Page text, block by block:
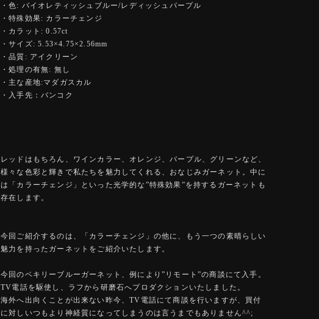
・色: バイオレティッシュブルー/レディッシュパープル
・特殊効果: カラーチェンジ
・カラット: 0.57ct
・サイズ: 5.53×4.75×2.56mm
・品質: アイクリーン
・処理の有無: 無し
・主な産地:マダガスカル
・入手先：バンコク
レッドはもちろん、ワインカラー、オレンジ、パープル、グリーンなど、
様々な色彩と輝きで私たちを魅力してくれる、おなじみガーネット。中に
は「カラーチェンジ」といった光学的な”特殊効果”を持するガーネットも
存在します。
今回ご紹介するのは、「カラーチェンジ」の他に、もう一つの素晴らしい
魅力を持ったガーネットをご紹介いたします。
今回のベキリーブルーガーネット、例により”リモート”の商談にて入手。
TV電話を駆使し、ラフから研磨石へプロダクションいたしました。
海外へ出向くことが出来ない昨今、TV電話にて商談を行いますが、買付
に対しいつもより神経質になってしまうのは言うまでもありません^^;